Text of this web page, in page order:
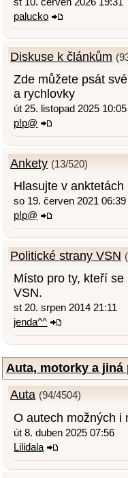
palucko
Diskuse k článkům
Zde můžete psát
a rychlovky
út 25. listopad 2025 10:05
p!p@
Ankety (13/520)
Hlasujte v anktetách
so 19. červen 2021 06:39
p!p@
Politické strany VSN
Místo pro ty, kteří
VSN.
st 20. srpen 2014 21:11
jenda^^
Auta, motorky a jiná
Auta (94/4504)
O autech možných i
út 8. duben 2025 07:56
Lilidala